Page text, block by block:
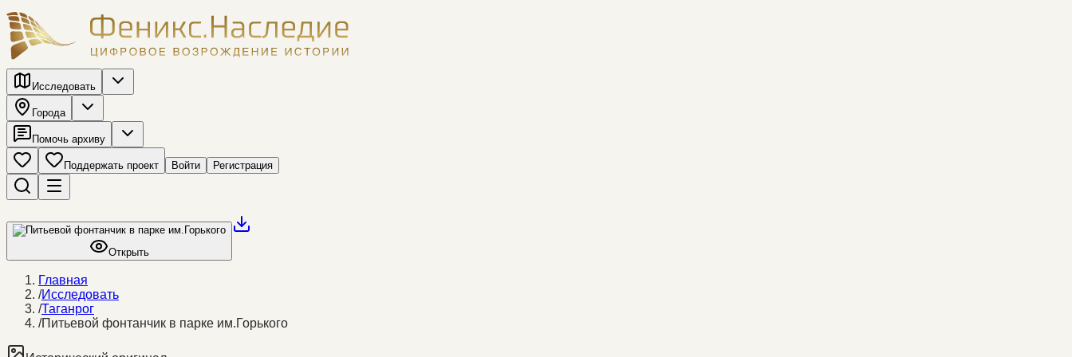
Исследовать
Города
Помочь архиву
Поддержать проект Войти Регистрация
Открыть
Главная
/Исследовать
/Таганрог
/Питьевой фонтанчик в парке им.Горького